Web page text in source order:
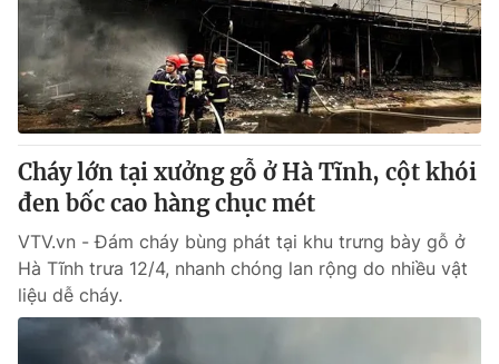
Cháy lớn tại xưởng gỗ ở Hà Tĩnh, cột khói
đen bốc cao hàng chục mét
VTV.vn - Đám cháy bùng phát tại khu trưng bày gỗ ở
Hà Tĩnh trưa 12/4, nhanh chóng lan rộng do nhiều vật
liệu dễ cháy.